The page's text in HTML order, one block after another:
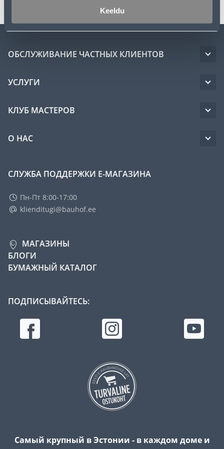
Keeldu
ОБСЛУЖИВАНИЕ ЧАСТНЫХ КЛИЕНТОВ
УСЛУГИ
КЛУБ МАСТЕРОВ
О НАС
СЛУЖБА ПОДДЕРЖКИ Е-МАГАЗИНА
Пн-Пт 8:00-17:00
klienditugi@bauhof.ee
МАГАЗИНЫ
БЛОГИ
БУМАЖНЫЙ КАТАЛОГ
ПОДПИСЫВАЙТЕСЬ:
Самый крупный в Эстонии - в каждом доме и